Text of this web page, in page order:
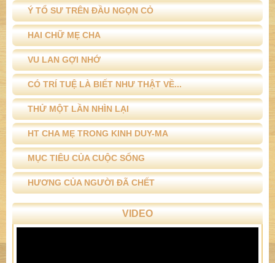
Ý TỔ SƯ TRÊN ĐẦU NGỌN CỎ
HAI CHỮ MẸ CHA
VU LAN GỢI NHỚ
CÓ TRÍ TUỆ LÀ BIẾT NHƯ THẬT VỀ...
THỬ MỘT LẦN NHÌN LẠI
HT CHA MẸ TRONG KINH DUY-MA
MỤC TIÊU CỦA CUỘC SỐNG
HƯƠNG CỦA NGƯỜI ĐÃ CHẾT
VIDEO